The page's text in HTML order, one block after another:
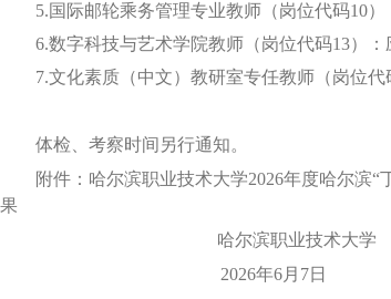
5.国际邮轮乘务管理专业教师（岗位代码10）
6.数字科技与艺术学院教师（岗位代码13）：
7.文化素质（中文）教研室专任教师（岗位代
体检、考察时间另行通知。
附件：哈尔滨职业技术大学2026年度哈尔滨“
果
哈尔滨职业技术大学
2026年6月7日